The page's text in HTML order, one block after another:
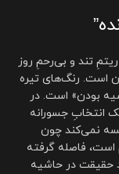
تند و بی‌رحمِ روز
است. رنگ‌های تیره
بودن» است. در
انتخابِ جسورانه
نمی‌کند چون
است، فاصله گرفته
حقیقت در حاشیه